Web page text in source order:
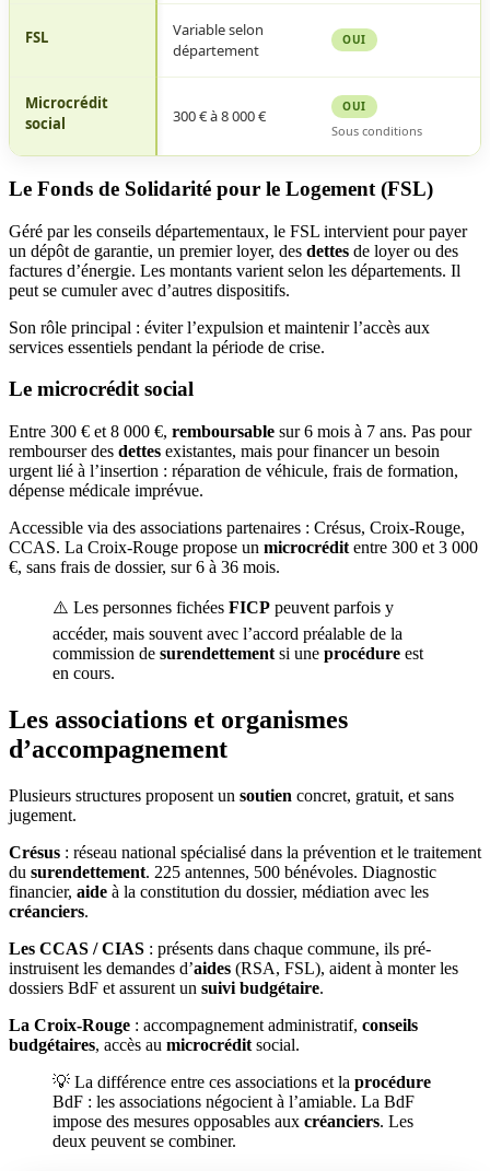
France
FSL
Variable selon
département
OUI
Microcrédit
social
300 € à 8 000 € OUI
Sous conditions
Le Fonds de Solidarité pour le Logement (FSL)
Géré par les conseils départementaux, le FSL intervient pour payer
un dépôt de garantie, un premier loyer, des dettes de loyer ou des
factures d’énergie. Les montants varient selon les départements. Il
peut se cumuler avec d’autres dispositifs.
Son rôle principal : éviter l’expulsion et maintenir l’accès aux
services essentiels pendant la période de crise.
Le microcrédit social
Entre 300 € et 8 000 €, remboursable sur 6 mois à 7 ans. Pas pour
rembourser des dettes existantes, mais pour financer un besoin
urgent lié à l’insertion : réparation de véhicule, frais de formation,
dépense médicale imprévue.
Accessible via des associations partenaires : Crésus, Croix-Rouge,
CCAS. La Croix-Rouge propose un microcrédit entre 300 et 3 000
€, sans frais de dossier, sur 6 à 36 mois.
⚠️ Les personnes fichées FICP peuvent parfois y
accéder, mais souvent avec l’accord préalable de la
commission de surendettement si une procédure est
en cours.
Les associations et organismes
d’accompagnement
Plusieurs structures proposent un soutien concret, gratuit, et sans
jugement.
Crésus : réseau national spécialisé dans la prévention et le traitement
du surendettement. 225 antennes, 500 bénévoles. Diagnostic
financier, aide à la constitution du dossier, médiation avec les
créanciers.
Les CCAS / CIAS : présents dans chaque commune, ils pré-
instruisent les demandes d’aides (RSA, FSL), aident à monter les
dossiers BdF et assurent un suivi budgétaire.
La Croix-Rouge : accompagnement administratif, conseils
budgétaires, accès au microcrédit social.
💡 La différence entre ces associations et la procédure
BdF : les associations négocient à l’amiable. La BdF
impose des mesures opposables aux créanciers. Les
deux peuvent se combiner.